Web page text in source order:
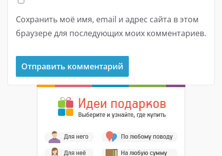
Сохранить моё имя, email и адрес сайта в этом
браузере для последующих моих комментариев.